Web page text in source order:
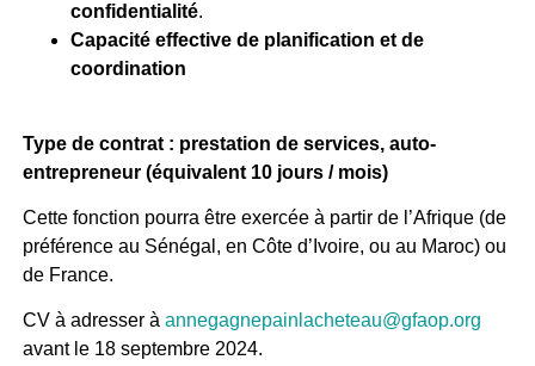
confidentialité.
Capacité effective de planification et de
coordination
Type de contrat : prestation de services, auto-
entrepreneur (équivalent 10 jours / mois)
Cette fonction pourra être exercée à partir de l’Afrique (de
préférence au Sénégal, en Côte d’Ivoire, ou au Maroc) ou
de France.
CV à adresser à annegagnepainlacheteau@gfaop.org
avant le 18 septembre 2024.